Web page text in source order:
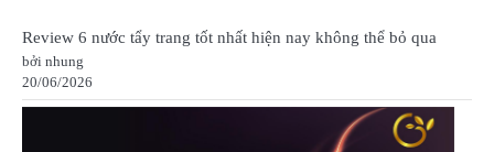
Review 6 nước tẩy trang tốt nhất hiện nay không thể bỏ qua
bởi nhung
20/06/2026